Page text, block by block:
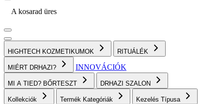
A kosarad üres
HIGHTECH KOZMETIKUMOK RITUÁLÉK
MIÉRT DRHAZI? INNOVÁCIÓK
MI A TIED? BŐRTESZT DRHAZI SZALON
Kollekciók Termék Kategóriák Kezelés Típusa